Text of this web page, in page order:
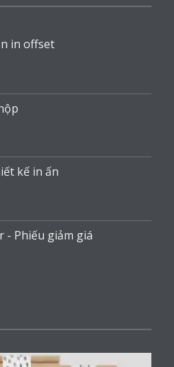
in offset
kế in ấn
- Phiếu giảm giá